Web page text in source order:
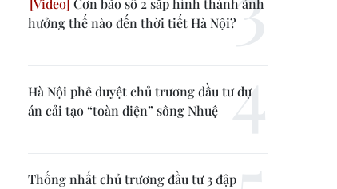
Cơn bão số 2 sắp hình thành ảnh
hưởng thế nào đến thời tiết Hà Nội?
Hà Nội phê duyệt chủ trương đầu tư dự
án cải tạo “toàn diện” sông Nhuệ
Thống nhất chủ trương đầu tư 3 đập